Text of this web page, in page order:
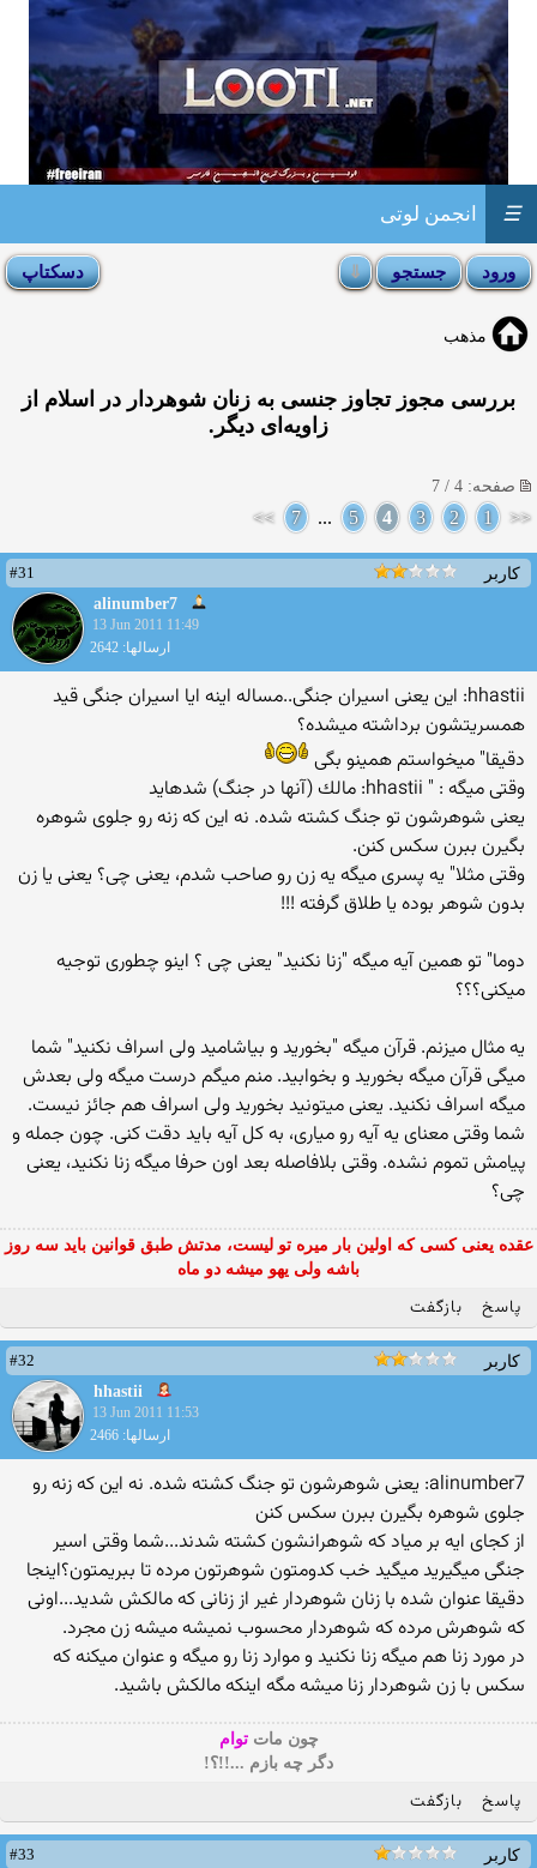
انجمن لوتی ☰
مذهب
بررسی مجوز تجاوز جنسی به زنان شوهردار در اسلام از
زاویه‌ای دیگر.
صفحه: 4 / 7
<<
1
2
3
4
5
...
7
>>
کاربر
#31
alinumber7
13 Jun 2011 11:49
ارسالها: 2642
hhastii: این یعنی اسیران جنگی..مساله اینه ایا اسیران جنگی قید
همسریتشون برداشته میشده؟
دقیقا" میخواستم همینو بگی
وقتی میگه : " hhastii: مالك (آنها در جنگ) شده‏ايد
یعنی شوهرشون تو جنگ كشته شده. نه این كه زنه رو جلوی شوهره
بگیرن ببرن سكس كنن.
وقتی مثلا" یه پسری میگه یه زن رو صاحب شدم، یعنی چی؟ یعنی یا زن
بدون شوهر بوده یا طلاق گرفته !!!
دوما" تو همین آیه میگه "زنا نكنید" یعنی چی ؟ اینو چطوری توجیه
میكنی؟؟؟
یه مثال میزنم. قرآن میگه "بخورید و بیاشامید ولی اسراف نكنید" شما
میگی قرآن میگه بخورید و بخوابید. منم میگم درست میگه ولی بعدش
میگه اسراف نكنید. یعنی میتونید بخورید ولی اسراف هم جائز نیست.
شما وقتی معنای یه آیه رو میاری، به كل آیه باید دقت كنی. چون جمله و
پیامش تموم نشده. وقتی بلافاصله بعد اون حرفا میگه زنا نكنید، یعنی
چی؟
عقده یعنی کسی که اولین بار میره تو لیست، مدتش طبق قوانین باید سه روز
باشه ولی یهو میشه دو ماه
پاسخ بازگفت
کاربر
#32
hhastii
13 Jun 2011 11:53
ارسالها: 2466
alinumber7: یعنی شوهرشون تو جنگ كشته شده. نه این كه زنه رو
جلوی شوهره بگیرن ببرن سكس كنن
از کجای ایه بر میاد که شوهرانشون کشته شدند...شما وقتی اسیر
جنگی میگیرید میگید خب کدومتون شوهرتون مرده تا ببریمتون؟اینجا
دقیقا عنوان شده با زنان شوهردار غیر از زنانی که مالکش شدید...اونی
که شوهرش مرده که شوهردار محسوب نمیشه میشه زن مجرد.
در مورد زنا هم میگه زنا نکنید و موارد زنا رو میگه و عنوان میکنه که
سکس با زن شوهردار زنا میشه مگه اینکه مالکش باشید.
چون ماتتوام
دگر چه بازم ...!!؟!
پاسخ بازگفت
کاربر
#33